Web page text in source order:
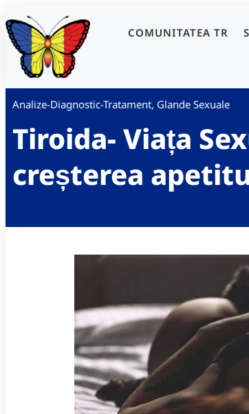
COMUNITATEA TR
Analize-Diagnostic-Tratament, Glande Sexuale
Tiroida- Viața
creșterea